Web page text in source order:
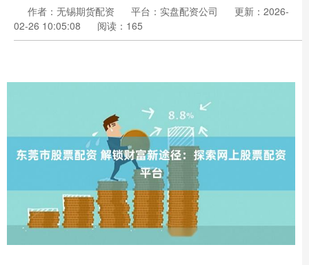
作者：无锡期货配资 平台：实盘配资公司
更新：2026-
02-26 10:05:08
阅读：165